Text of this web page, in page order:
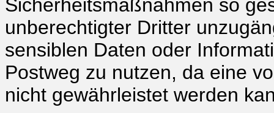
Sicherheitsmaßnahmen so
unberechtigter Dritter
sensiblen Daten oder
Postweg zu nutzen, da eine
nicht gewährleistet werden